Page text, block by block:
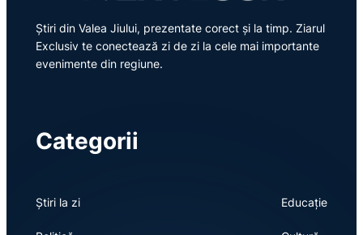
Știri din Valea Jiului, prezentate corect și la timp. Ziarul
Exclusiv te conectează zi de zi la cele mai importante
evenimente din regiune.
Categorii
Știri la zi Educație